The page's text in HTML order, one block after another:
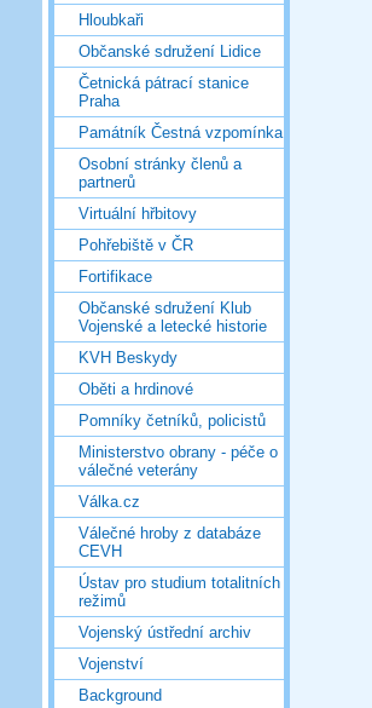
Hloubkaři
Občanské sdružení Lidice
Četnická pátrací stanice
Praha
Památník Čestná vzpomínka
Osobní stránky členů a
partnerů
Virtuální hřbitovy
Pohřebiště v ČR
Fortifikace
Občanské sdružení Klub
Vojenské a letecké historie
KVH Beskydy
Oběti a hrdinové
Pomníky četníků, policistů
Ministerstvo obrany - péče o
válečné veterány
Válka.cz
Válečné hroby z databáze
CEVH
Ústav pro studium totalitních
režimů
Vojenský ústřední archiv
Vojenství
Background